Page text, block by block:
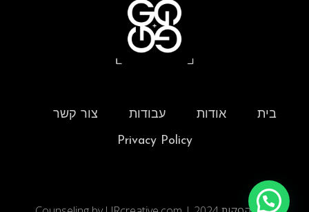
בית אודות עבודות
צור קשר
Privacy Policy